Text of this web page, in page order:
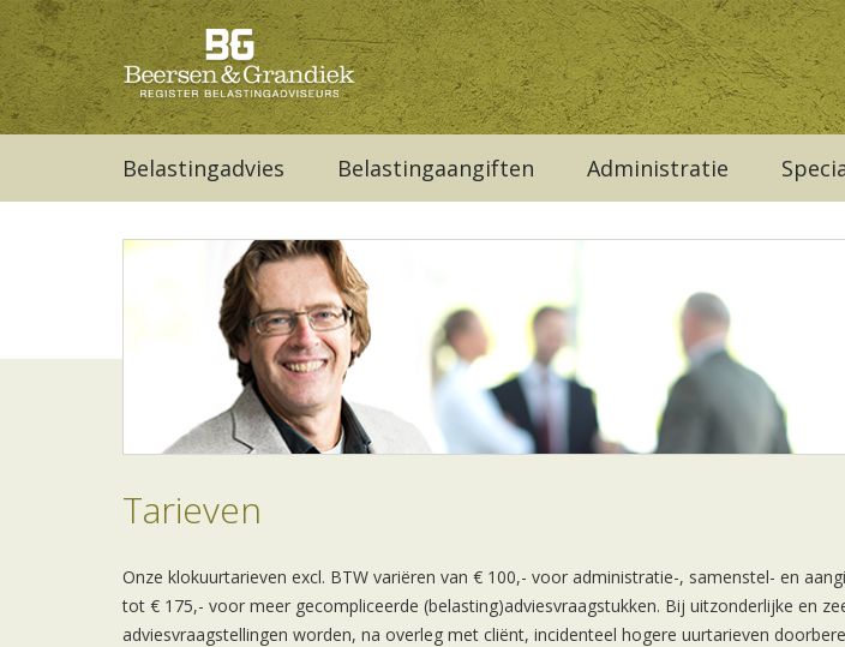
Belastingadvies Belastingaangiften Administratie
Tarieven
Onze klokuurtarieven excl. BTW variёren van € 100,- voor administratie-, samenstel- en
tot € 175,- voor meer gecompliceerde (belasting)adviesvraagstukken. Bij uitzonderlijke en
adviesvraagstellingen worden, na overleg met cliёnt, incidenteel hogere uurtarieven